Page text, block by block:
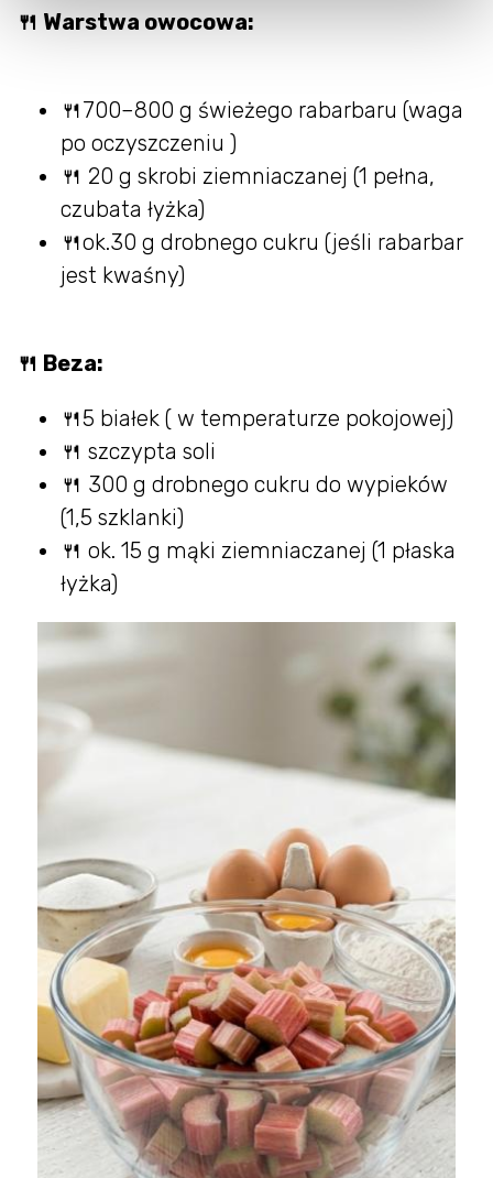
🍴 Warstwa owocowa:
🍴700–800 g świeżego rabarbaru (waga
po oczyszczeniu )
🍴 20 g skrobi ziemniaczanej (1 pełna,
czubata łyżka)
🍴ok.30 g drobnego cukru (jeśli rabarbar
jest kwaśny)
🍴 Beza:
🍴5 białek ( w temperaturze pokojowej)
🍴 szczypta soli
🍴 300 g drobnego cukru do wypieków
(1,5 szklanki)
🍴 ok. 15 g mąki ziemniaczanej (1 płaska
łyżka)